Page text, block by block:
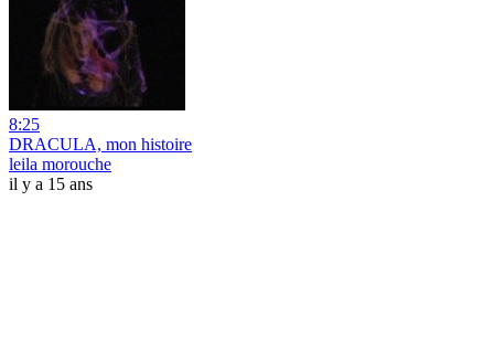
8:25
DRACULA, mon histoire
leila morouche
il y a 15 ans